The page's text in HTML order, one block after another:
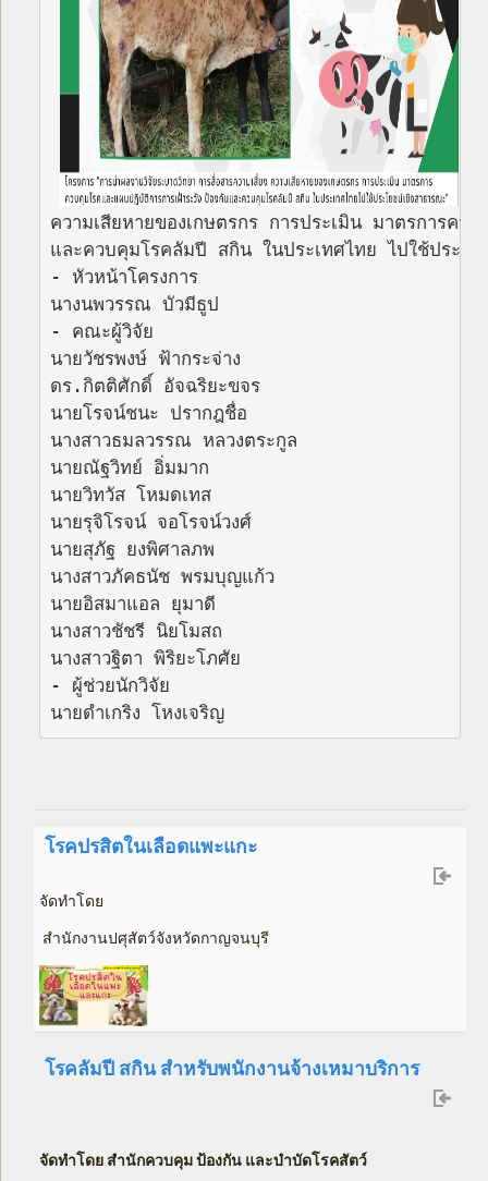
ความเสียหายของเกษตรกร การประเมิน มาตรการคว
และควบคุมโรคลัมปี สกิน ในประเทศไทย ไปใช้ประโ
- หัวหน้าโครงการ
นางนพวรรณ บัวมีธูป
- คณะผู้วิจัย
นายวัชรพงษ์ ฟ้ากระจ่าง
ดร.กิตติศักดิ์ อัจฉริยะขจร
นายโรจน์ชนะ ปรากฎชื่อ
นางสาวธมลวรรณ หลวงตระกูล
นายณัฐวิทย์ อิ่มมาก
นายวิทวัส โหมดเทส
นายรุจิโรจน์ จอโรจน์วงศ์
นายสุภัฐ ยงพิศาลภพ
นางสาวภัคธนัช พรมบุญแก้ว
นายอิสมาแอล ยุมาดี
นางสาวชัชรี นิยโมสถ
นางสาวฐิตา พิริยะโภศัย
- ผู้ช่วยนักวิจัย
นายดำเกริง โหงเจริญ
โรคปรสิตในเลือดแพะแกะ
จัดทำโดย
สำนักงานปศุสัตว์จังหวัดกาญจนบุรี
โรคลัมปี สกิน สำหรับพนักงานจ้างเหมาบริการ
จัดทำโดย สำนักควบคุม ป้องกัน และบำบัดโรคสัตว์